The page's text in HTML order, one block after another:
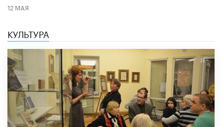
12 МАЯ
КУЛЬТУРА